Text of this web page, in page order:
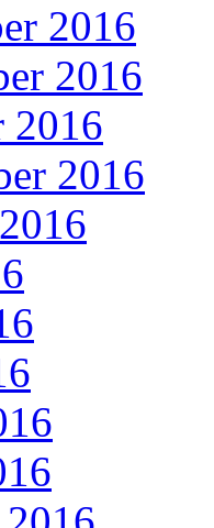
2016
2016
2016
2016